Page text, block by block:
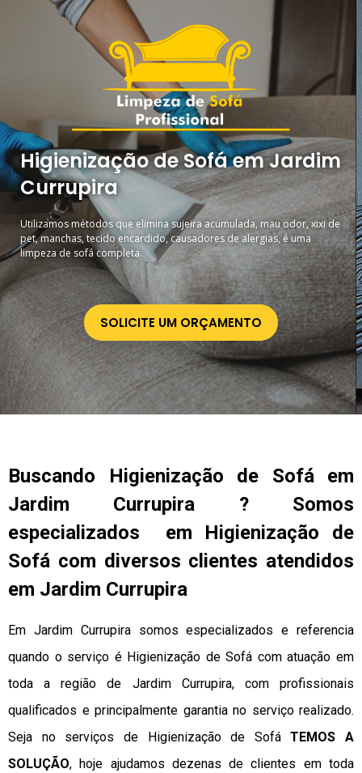
Higienização de Sofá em Jardim
Currupira
Utilizamos métodos que elimina sujeira acumulada, mau odor, xixi de
pet, manchas, tecido encardido, causadores de alergias, é uma
limpeza de sofá completa.
SOLICITE UM ORÇAMENTO
Buscando Higienização de Sofá em
Jardim Currupira ? Somos
especializados em Higienização de
Sofá com diversos clientes atendidos
em Jardim Currupira
Em Jardim Currupira somos especializados e referencia
quando o serviço é Higienização de Sofá com atuação em
toda a região de Jardim Currupira, com profissionais
qualificados e principalmente garantia no serviço realizado.
Seja no serviços de Higienização de SofáTEMOS A
SOLUÇÃO, hoje ajudamos dezenas de clientes em toda